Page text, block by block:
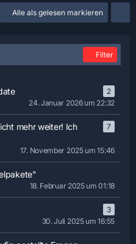
Alle als gelesen markieren
Filter
2
24. Januar 2026 um 22:32
mehr weiter! Ich
7
17. November 2025 um 15:46
18. Februar 2025 um 01:18
3
30. Juli 2025 um 16:55